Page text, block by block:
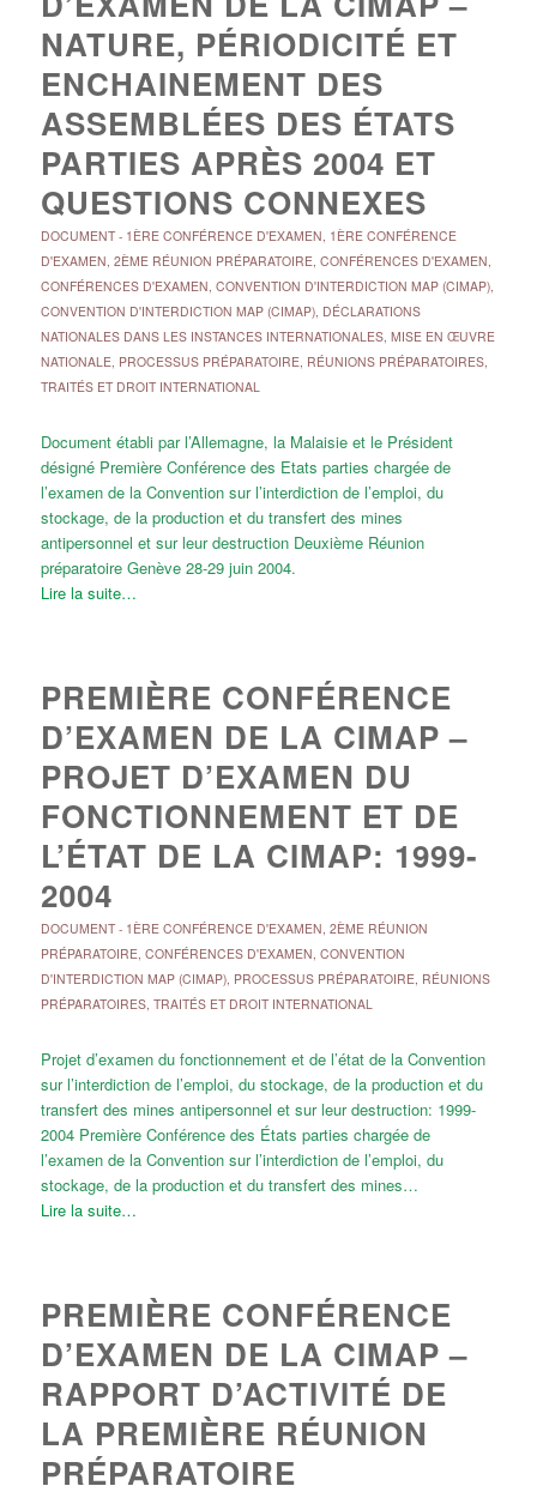
NATURE, PÉRIODICITÉ ET
ENCHAINEMENT DES
ASSEMBLÉES DES ÉTATS
PARTIES APRÈS 2004 ET
QUESTIONS CONNEXES
DOCUMENT- 1ÈRE CONFÉRENCE D'EXAMEN, 1ÈRE CONFÉRENCE
D'EXAMEN, 2ÈME RÉUNION PRÉPARATOIRE, CONFÉRENCES D'EXAMEN,
CONFÉRENCES D'EXAMEN, CONVENTION D'INTERDICTION MAP (CIMAP),
CONVENTION D'INTERDICTION MAP (CIMAP), DÉCLARATIONS
NATIONALES DANS LES INSTANCES INTERNATIONALES, MISE EN ŒUVRE
NATIONALE, PROCESSUS PRÉPARATOIRE, RÉUNIONS PRÉPARATOIRES,
TRAITÉS ET DROIT INTERNATIONAL
Document établi par l’Allemagne, la Malaisie et le Président
désigné Première Conférence des Etats parties chargée de
l’examen de la Convention sur l’interdiction de l’emploi, du
stockage, de la production et du transfert des mines
antipersonnel et sur leur destruction Deuxième Réunion
préparatoire Genève 28-29 juin 2004.
Lire la suite…
PREMIÈRE CONFÉRENCE
D’EXAMEN DE LA CIMAP –
PROJET D’EXAMEN DU
FONCTIONNEMENT ET DE
L’ÉTAT DE LA CIMAP: 1999-
2004
DOCUMENT- 1ÈRE CONFÉRENCE D'EXAMEN, 2ÈME RÉUNION
PRÉPARATOIRE, CONFÉRENCES D'EXAMEN, CONVENTION
D'INTERDICTION MAP (CIMAP), PROCESSUS PRÉPARATOIRE, RÉUNIONS
PRÉPARATOIRES, TRAITÉS ET DROIT INTERNATIONAL
Projet d’examen du fonctionnement et de l’état de la Convention
sur l’interdiction de l’emploi, du stockage, de la production et du
transfert des mines antipersonnel et sur leur destruction: 1999-
2004 Première Conférence des États parties chargée de
l’examen de la Convention sur l’interdiction de l’emploi, du
stockage, de la production et du transfert des mines…
Lire la suite…
PREMIÈRE CONFÉRENCE
D’EXAMEN DE LA CIMAP –
RAPPORT D’ACTIVITÉ DE
LA PREMIÈRE RÉUNION
PRÉPARATOIRE